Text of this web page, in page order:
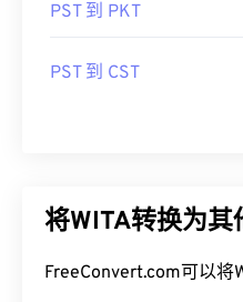
PST 到 PKT
PST 到 CST
将WITA转换为其
FreeConvert.com可以将